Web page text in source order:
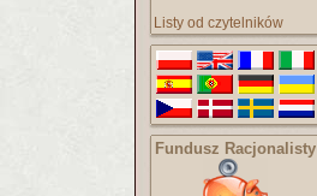
Listy od czytelników
Fundusz Racjonalisty